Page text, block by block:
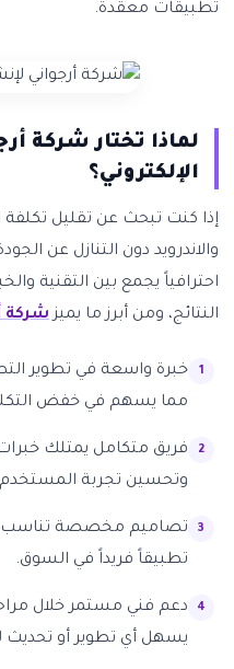
تطبيقات معقدة.
لماذا تختار شركة
الإلكتروني؟
إذا كنت تبحث عن تقليل
والاندرويد دون التنازل عن
احترافياً يجمع بين التقنية
النتائج، ومن أبرز ما يميزشركة
مما يسهم في خفض
فريق متكامل يمتلك
وتحسين تجربة
تصاميم مخصصة تناسب
تطبيقاً فريداً في السوق.
دعم فني مستمر خلال
يسهل أي تطوير أو تحديث